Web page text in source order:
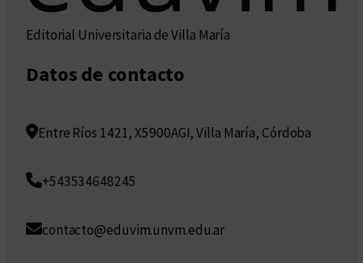
Editorial Universitaria de Villa María
Datos de contacto
Entre Ríos 1421, X5900AGI, Villa María, Córdoba
+543534648245
contacto@eduvim.unvm.edu.ar